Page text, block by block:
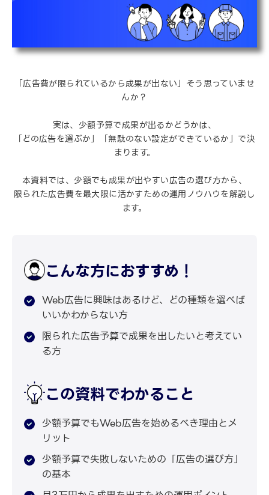
「広告費が限られているから成果が出ない」そう思っていませ
んか？
実は、少額予算で成果が出るかどうかは、
「どの広告を選ぶか」「無駄のない設定ができているか」で決
まります。
本資料では、少額でも成果が出やすい広告の選び方から、
限られた広告費を最大限に活かすための運用ノウハウを解説し
ます。
こんな方におすすめ！
Web広告に興味はあるけど、どの種類を選べば
いいかわからない方
限られた広告予算で成果を出したいと考えてい
る方
この資料でわかること
少額予算でもWeb広告を始めるべき理由とメ
リット
少額予算で失敗しないための「広告の選び方」
の基本